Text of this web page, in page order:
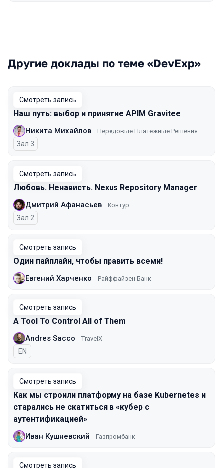
Другие доклады по теме «DevExp»
Смотреть запись
Наш путь: выбор и принятие APIM Gravitee
Никита Михайлов Передовые Платежные Решения
Зал 3
Смотреть запись
Любовь. Ненависть. Nexus Repository Manager
Дмитрий Афанасьев Контур
Зал 2
Смотреть запись
Один пайплайн, чтобы править всеми!
Евгений Харченко Райффайзен Банк
Смотреть запись
A Tool To Control All of Them
Andres Sacco TravelX
На английском языке
EN
Смотреть запись
Как мы строили платформу на базе Kubernetes и
старались не скатиться в «кубер с
аутентификацией»
Иван Кушневский Газпромбанк
Смотреть запись